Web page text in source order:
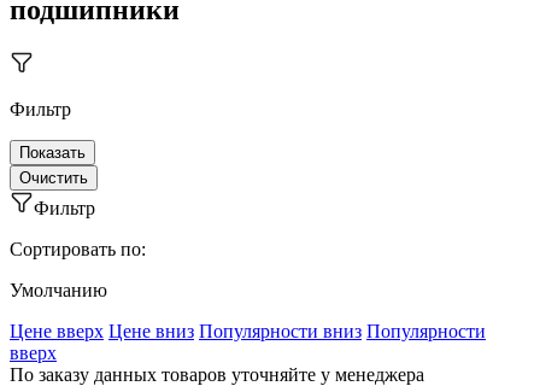
подшипники
Фильтр
Фильтр
Сортировать по:
Умолчанию
Ценe вверх Ценe вниз Популярности вниз Популярности
вверх
По заказу данных товаров уточняйте у менеджера